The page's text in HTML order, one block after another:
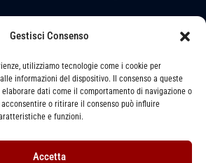
Gestisci Consenso
utilizziamo tecnologie come i cookie per
informazioni del dispositivo. Il consenso a queste
dati come il comportamento di navigazione o
acconsentire o ritirare il consenso può influire
e funzioni.
Accetta
Seguici su:
6 - STRADELLA (PV) - 27049